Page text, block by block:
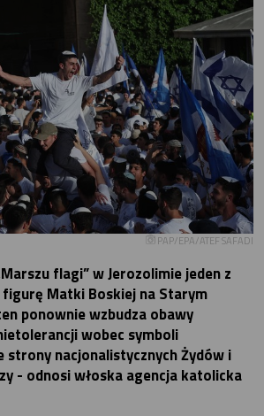
PAP/EPA/ATEF SAFADI
flagi” w Jerozolimie jeden z
Matki Boskiej na Starym
ponownie wzbudza obawy
wobec symboli
strony nacjonalistycznych Żydów i
- odnosi włoska agencja katolicka